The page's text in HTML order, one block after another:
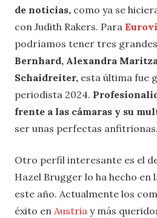
de noticias, como ya se
con Judith Rakers. Para
podríamos tener tres
Bernhard, Alexandra
Schaidreiter, esta última fue
periodista 2024.
frente a las cámaras y su
ser unas perfectas anfitrionas.
Otro perfil interesante es el
Hazel Brugger lo ha hecho en
este año. Actualmente los
éxito en Austria y más